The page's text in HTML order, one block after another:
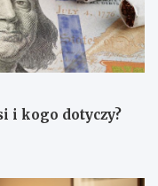
i kogo dotyczy?